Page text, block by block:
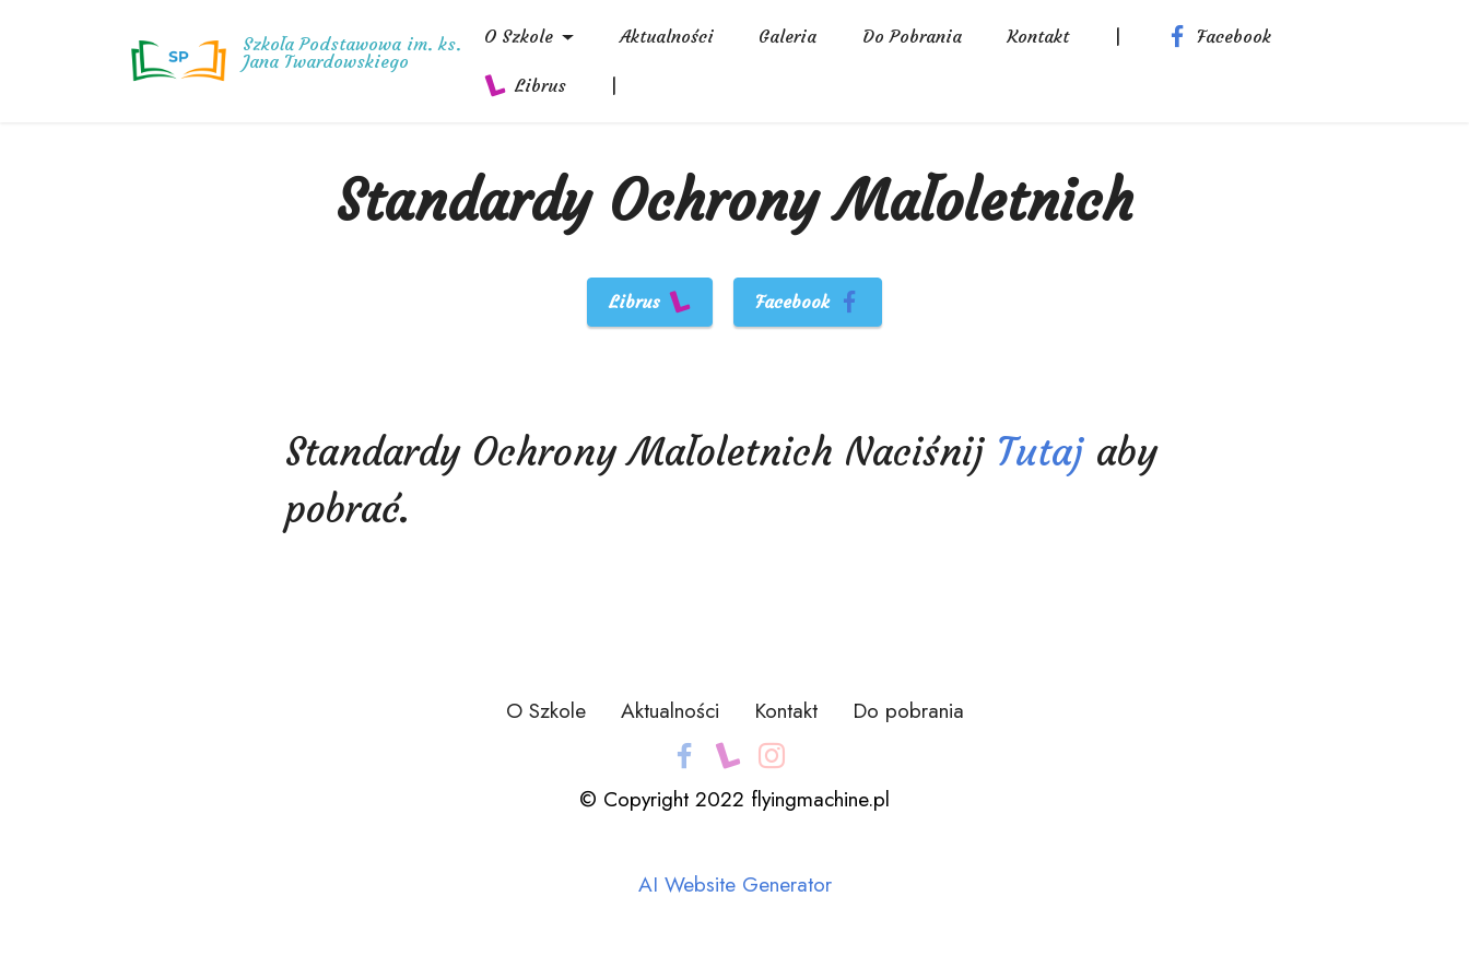
Szkoła Podstawowa im. ks.
Jana Twardowskiego
O Szkole Aktualności Galeria Do Pobrania Kontakt | Facebook
Librus
Standardy Ochrony Małoletnich
Librus Facebook
Standardy Ochrony Małoletnich Naciśnij Tutajaby
pobrać.
O Szkole Aktualności Kontakt Do pobrania
© Copyright 2022 flyingmachine.pl
AI Website Generator